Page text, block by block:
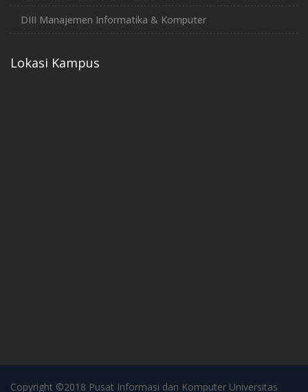
DIII Manajemen Informatika & Komputer
Lokasi Kampus
Copyright ©2018 Pusat Informasi dan Komputer Universitas